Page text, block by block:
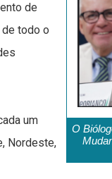
O
de
todo o
um
Nordeste,